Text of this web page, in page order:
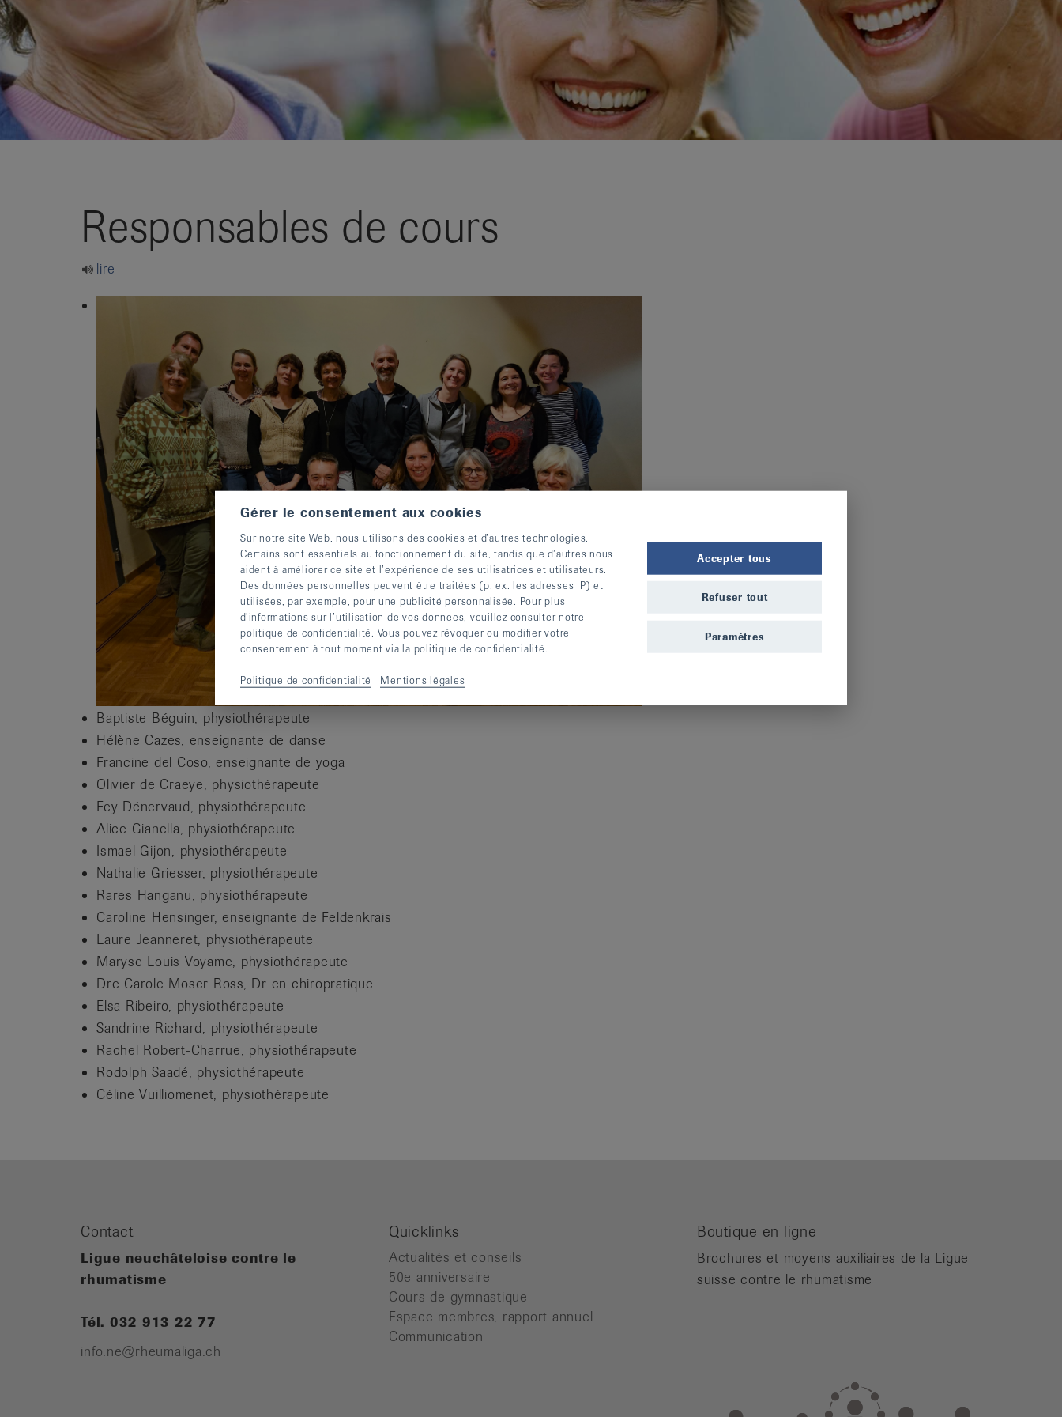
it
Responsables de cours
lire
Baptiste Béguin, physiothérapeute
Hélène Cazes, enseignante de danse
Francine del Coso, enseignante de yoga
Olivier de Craeye, physiothérapeute
Fey Dénervaud, physiothérapeute
Alice Gianella, physiothérapeute
Ismael Gijon, physiothérapeute
Nathalie Griesser, physiothérapeute
Rares Hanganu, physiothérapeute
Caroline Hensinger, enseignante de Feldenkrais
Laure Jeanneret, physiothérapeute
Maryse Louis Voyame, physiothérapeute
Dre Carole Moser Ross, Dr en chiropratique
Elsa Ribeiro, physiothérapeute
Sandrine Richard, physiothérapeute
Rachel Robert-Charrue, physiothérapeute
Rodolph Saadé, physiothérapeute
Céline Vuilliomenet, physiothérapeute
Contact
Ligue neuchâteloise contre le
rhumatisme
Tél. 032 913 22 77
info.ne@rheumaliga.ch
Quicklinks
Actualités et conseils
50e anniversaire
Cours de gymnastique
Espace membres, rapport annuel
Communication
Boutique en ligne
Brochures et moyens auxiliaires de la Ligue
suisse contre le rhumatisme
Gérer le consentement aux cookies
Sur notre site Web, nous utilisons des cookies et d’autres technologies.
Certains sont essentiels au fonctionnement du site, tandis que d’autres nous
aident à améliorer ce site et l’expérience de ses utilisatrices et utilisateurs.
Des données personnelles peuvent être traitées (p. ex. les adresses IP) et
utilisées, par exemple, pour une publicité personnalisée. Pour plus
d’informations sur l’utilisation de vos données, veuillez consulter notre
politique de confidentialité. Vous pouvez révoquer ou modifier votre
consentement à tout moment via la politique de confidentialité.
Politique de confidentialité Mentions légales
Accepter tous
Refuser tout
Paramètres